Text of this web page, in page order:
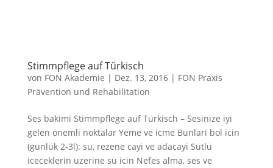
Stimmpflege auf Türkisch
von FON Akademie | Dez. 13, 2016| FON Praxis
Prävention und Rehabilitation
Ses bakimi Stimmpflege auf Türkisch – Sesinize iyi
gelen önemli noktalar Yeme ve icme Bunlari bol icin
(günlük 2-3l): su, rezene cayi ve adacayi Sütlü
iceceklerin üzerine su icin Nefes alma, ses ve